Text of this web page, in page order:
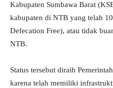
Kabupaten Sumbawa Barat
kabupaten di NTB yang telah
Defecation Free), atau tidak
NTB.
Status tersebut diraih
karena telah memiliki